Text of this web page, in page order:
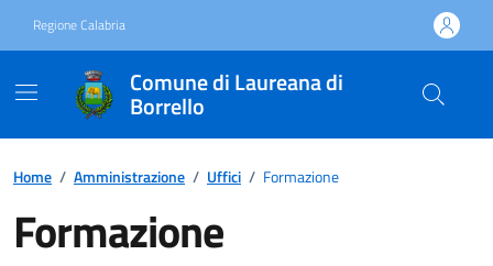
Regione Calabria
Comune di Laureana di
Borrello
Home / Amministrazione / Uffici / Formazione
Formazione